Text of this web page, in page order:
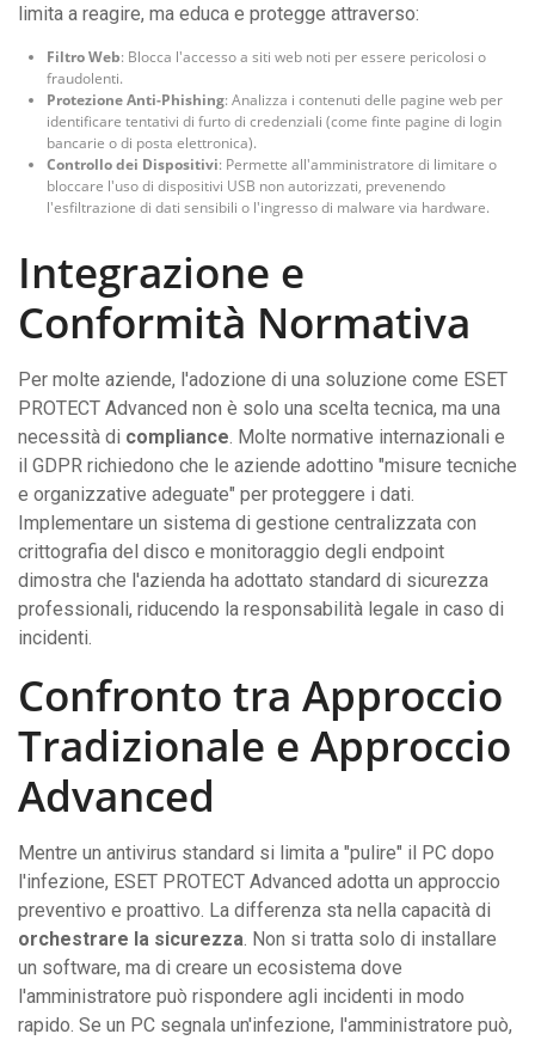
limita a reagire, ma educa e protegge attraverso:
Filtro Web: Blocca l'accesso a siti web noti per essere pericolosi o
fraudolenti.
Protezione Anti-Phishing: Analizza i contenuti delle pagine web per
identificare tentativi di furto di credenziali (come finte pagine di login
bancarie o di posta elettronica).
Controllo dei Dispositivi: Permette all'amministratore di limitare o
bloccare l'uso di dispositivi USB non autorizzati, prevenendo
l'esfiltrazione di dati sensibili o l'ingresso di malware via hardware.
Integrazione e
Conformità Normativa
Per molte aziende, l'adozione di una soluzione come ESET
PROTECT Advanced non è solo una scelta tecnica, ma una
necessità di compliance. Molte normative internazionali e
il GDPR richiedono che le aziende adottino "misure tecniche
e organizzative adeguate" per proteggere i dati.
Implementare un sistema di gestione centralizzata con
crittografia del disco e monitoraggio degli endpoint
dimostra che l'azienda ha adottato standard di sicurezza
professionali, riducendo la responsabilità legale in caso di
incidenti.
Confronto tra Approccio
Tradizionale e Approccio
Advanced
Mentre un antivirus standard si limita a "pulire" il PC dopo
l'infezione, ESET PROTECT Advanced adotta un approccio
preventivo e proattivo. La differenza sta nella capacità di
orchestrare la sicurezza. Non si tratta solo di installare
un software, ma di creare un ecosistema dove
l'amministratore può rispondere agli incidenti in modo
rapido. Se un PC segnala un'infezione, l'amministratore può,